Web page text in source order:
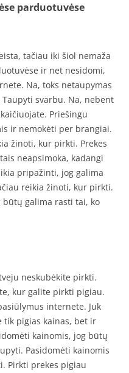
parduotuvėse
tačiau iki šiol nemaža
ir net nesidomi,
Na, toks netaupymas
svarbu. Na, nebent
Priešingu
ir nemokėti per brangiai.
žinoti, kur pirkti. Prekes
neapsimoka, kadangi
pripažinti, jog galima
reikia žinoti, kur pirkti.
galima rasti tai, ko
neskubėkite pirkti.
kur galite pirkti pigiau.
internete. Juk
pigias kainas, bet ir
kainomis, jog būtų
Pasidomėti kainomis
Pirkti prekes pigiau